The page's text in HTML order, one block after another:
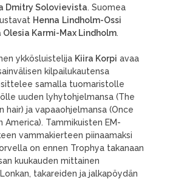
Dmitry Solovievista. Suomea
Henna Lindholm-Ossi
Olesia Karmi-Max Lindholm.
ykkösluistelija Kiira Korpi avaa
kilpailukautensa
samalla tuomaristolle
uuden lyhytohjelmansa (The
hair) ja vapaaohjelmansa (Once
America). Tammikuisten EM-
vammakierteen piinaamaksi
on ennen Trophya takanaan
kuukauden mittainen
takareiden ja jalkapöydän